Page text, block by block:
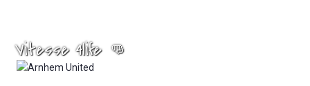
Vitesse 4life 👊